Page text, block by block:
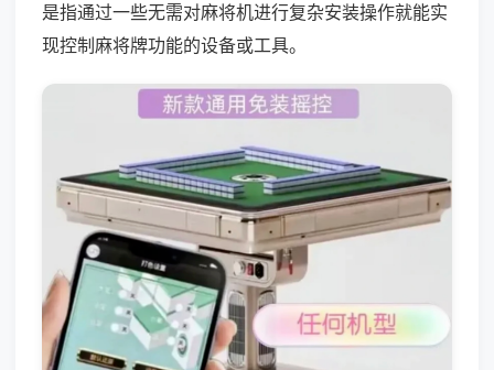
是指通过一些无需对麻将机进行复杂安装操作就能实
现控制麻将牌功能的设备或工具。